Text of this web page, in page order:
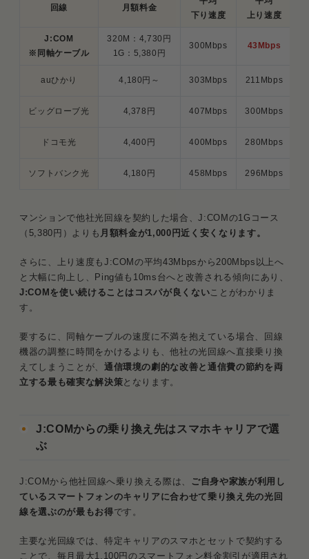
回線 月額料金
下り速度
上り速度
J:COM
※同軸ケーブル
320M：4,730円
1G：5,380円
300Mbps 43Mbps
auひかり 4,180円～ 303Mbps 211Mbps
ビッグローブ光 4,378円 407Mbps 300Mbps
ドコモ光 4,400円 400Mbps 280Mbps
ソフトバンク光 4,180円 458Mbps 296Mbps
マンションで他社光回線を契約した場合、J:COMの1Gコース
（5,380円）よりも 月額料金が1,000円近く安くなります。
さらに、上り速度もJ:COMの平均43Mbpsから200Mbps以上へ
と大幅に向上し、Ping値も10ms台へと改善される傾向にあり、
J:COMを使い続けることはコスパが良くない ことがわかりま
す。
要するに、同軸ケーブルの速度に不満を抱えている場合、回線
機器の調整に時間をかけるよりも、他社の光回線へ直接乗り換
えてしまうことが、 通信環境の劇的な改善と通信費の節約を両
立する最も確実な解決策となります。
J:COMからの乗り換え先はスマホキャリアで選
ぶ
J:COMから他社回線へ乗り換える際は、
ご自身や家族が利用し
ているスマートフォンのキャリアに合わせて乗り換え先の光回
線を選ぶのが最もお得です。
主要な光回線では、特定キャリアのスマホとセットで契約する
ことで、毎月最大1,100円のスマートフォン料金割引が適用され